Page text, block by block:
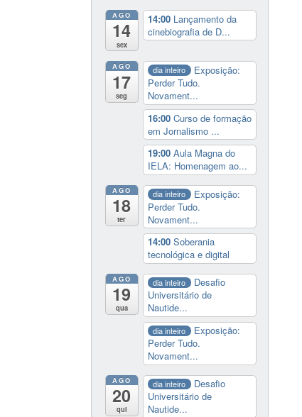
AGO
14
sex
14:00 Lançamento da
cinebiografia de D...
AGO
17
seg
dia inteiro
Exposição:
Perder Tudo.
Novament...
16:00 Curso de formação
em Jornalismo ...
19:00 Aula Magna do
IELA: Homenagem ao...
AGO
18
ter
dia inteiro
Exposição:
Perder Tudo.
Novament...
14:00 Soberania
tecnológica e digital
AGO
19
qua
dia inteiro
Desafio
Universitário de
Nautide...
dia inteiro
Exposição:
Perder Tudo.
Novament...
AGO
20
qui
dia inteiro
Desafio
Universitário de
Nautide...